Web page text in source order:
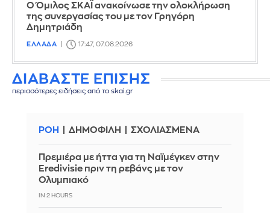
Ο Όμιλος ΣΚΑΪ ανακοίνωσε την ολοκλήρωση
της συνεργασίας του με τον Γρηγόρη
Δημητριάδη
ΕΛΛΑΔΑ 17:47, 07.08.2026
ΔΙΑΒΑΣΤΕ ΕΠΙΣΗΣ
περισσότερες ειδήσεις από το skai.gr
ΡΟΗ ΔΗΜΟΦΙΛΗ ΣΧΟΛΙΑΣΜΕΝΑ
Πρεμιέρα με ήττα για τη Ναϊμέγκεν στην
Eredivisie πριν τη ρεβάνς με τον
Ολυμπιακό
IN 2 HOURS